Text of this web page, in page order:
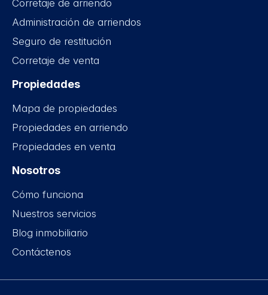
Corretaje de arriendo
Administración de arriendos
Seguro de restitución
Corretaje de venta
Propiedades
Mapa de propiedades
Propiedades en arriendo
Propiedades en venta
Nosotros
Cómo funciona
Nuestros servicios
Blog inmobiliario
Contáctenos